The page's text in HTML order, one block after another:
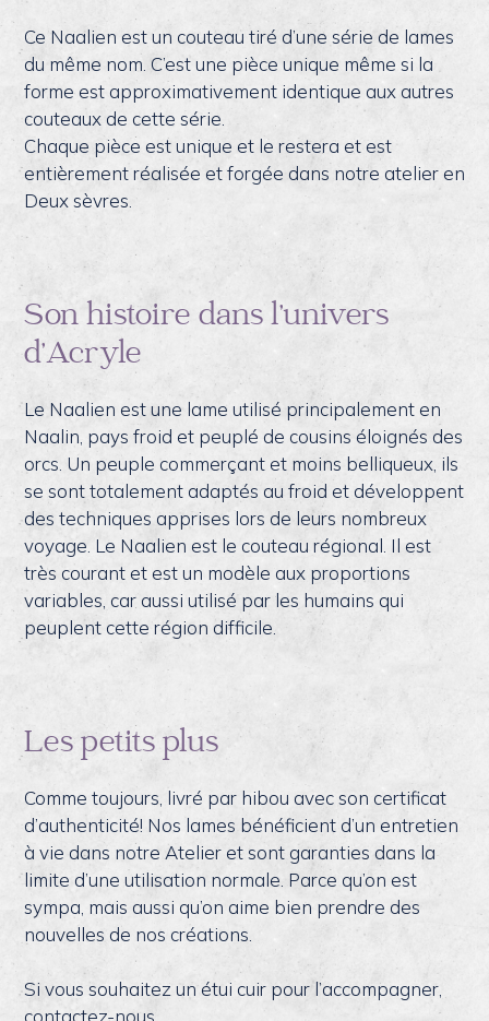
Ce Naalien est un couteau tiré d’une série de lames
du même nom. C’est une pièce unique même si la
forme est approximativement identique aux autres
couteaux de cette série.
Chaque pièce est unique et le restera et est
entièrement réalisée et forgée dans notre atelier en
Deux sèvres.
Son histoire dans l’univers
d’Acryle
Le Naalien est une lame utilisé principalement en
Naalin, pays froid et peuplé de cousins éloignés des
orcs. Un peuple commerçant et moins belliqueux, ils
se sont totalement adaptés au froid et développent
des techniques apprises lors de leurs nombreux
voyage. Le Naalien est le couteau régional. Il est
très courant et est un modèle aux proportions
variables, car aussi utilisé par les humains qui
peuplent cette région difficile.
Les petits plus
Comme toujours, livré par hibou avec son certificat
d’authenticité! Nos lames bénéficient d’un entretien
à vie dans notre Atelier et sont garanties dans la
limite d’une utilisation normale. Parce qu’on est
sympa, mais aussi qu’on aime bien prendre des
nouvelles de nos créations.
Si vous souhaitez un étui cuir pour l’accompagner,
contactez-nous.